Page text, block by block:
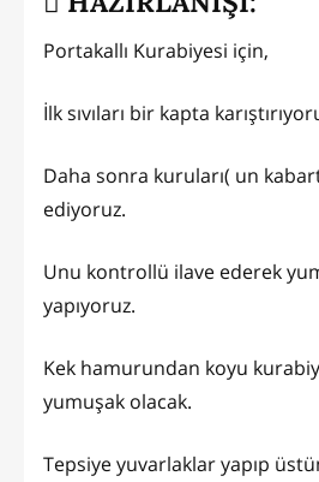
Portakallı Kurabiyesi için,
İlk sıvıları bir kapta
Daha sonra kuruları( un
ediyoruz.
Unu kontrollü ilave ederek
yapıyoruz.
Kek hamurundan koyu
yumuşak olacak.
Tepsiye yuvarlaklar yapıp